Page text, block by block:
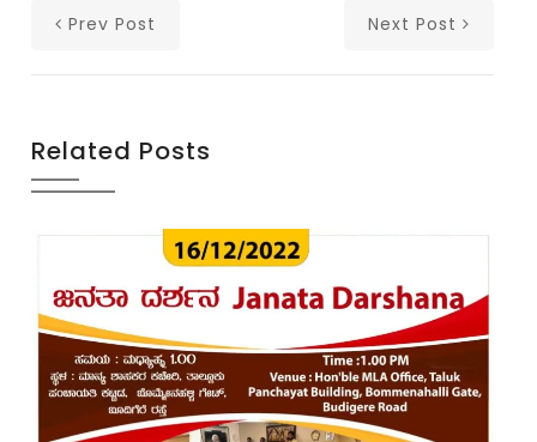
Prev Post Next Post
Related Posts